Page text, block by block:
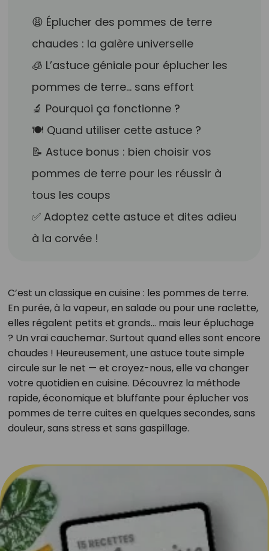
😩 Éplucher des pommes de terre
chaudes : la galère universelle
🧊 L’astuce géniale pour éplucher les
pommes de terre… sans effort
🔬 Pourquoi ça fonctionne ?
🍽️ Quand utiliser cette astuce ?
📝 Astuce bonus : bien choisir vos
pommes de terre pour les réussir à
tous les coups
✅ Adoptez cette astuce et dites adieu
à la corvée !
C’est un classique en cuisine : les pommes de terre.
En purée, à la vapeur, en salade ou pour une raclette,
elles régalent petits et grands… mais leur épluchage
? Un vrai cauchemar. Surtout quand elles sont encore
chaudes ! Heureusement, une astuce toute simple
circule sur le net — et croyez-nous, elle va changer
votre quotidien en cuisine. Découvrez la méthode
rapide, économique et bluffante pour éplucher vos
pommes de terre cuites en quelques secondes, sans
douleur, sans stress et sans gaspillage.